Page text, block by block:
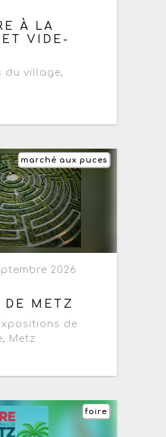
À LA
ET VIDE-
du village,
marché aux puces
2026
DE METZ
de
, Metz
foire